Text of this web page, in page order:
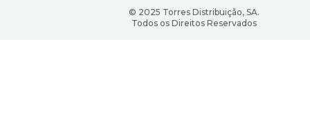
© 2025 Torres Distribuição, SA.
Todos os Direitos Reservados